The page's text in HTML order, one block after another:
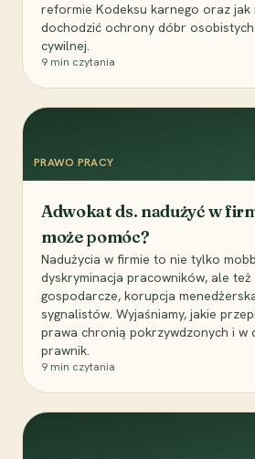
reformie Kodeksu karnego oraz jak
dochodzić ochrony dóbr
cywilnej.
9 min czytania
PRAWO PRACY
Adwokat ds. nadużyć w
może pomóc?
Nadużycia w firmie to nie tylko
dyskryminacja pracowników, ale
gospodarcze, korupcja
sygnalistów. Wyjaśniamy, jakie
prawa chronią pokrzywdzonych i w
prawnik.
9 min czytania